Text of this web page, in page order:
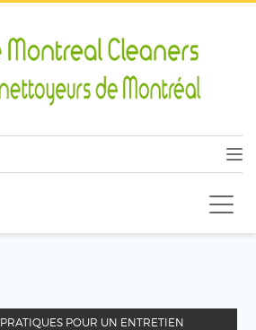
POUR UN ENTRETIEN